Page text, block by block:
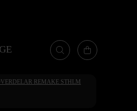
REMAKE STHLM